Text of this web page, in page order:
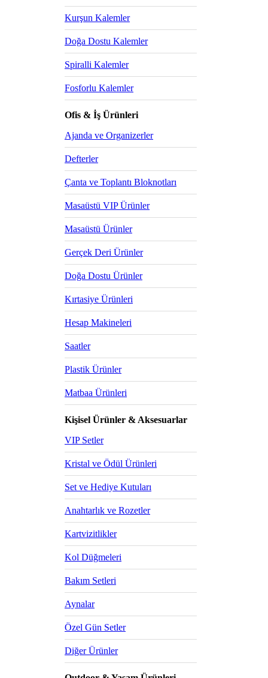
Kurşun Kalemler
Doğa Dostu Kalemler
Spiralli Kalemler
Fosforlu Kalemler
Ofis & İş Ürünleri
Ajanda ve Organizerler
Defterler
Çanta ve Toplantı Bloknotları
Masaüstü VIP Ürünler
Masaüstü Ürünler
Gerçek Deri Ürünler
Doğa Dostu Ürünler
Kırtasiye Ürünleri
Hesap Makineleri
Saatler
Plastik Ürünler
Matbaa Ürünleri
Kişisel Ürünler & Aksesuarlar
VIP Setler
Kristal ve Ödül Ürünleri
Set ve Hediye Kutuları
Anahtarlık ve Rozetler
Kartvizitlikler
Kol Düğmeleri
Bakım Setleri
Aynalar
Özel Gün Setler
Diğer Ürünler